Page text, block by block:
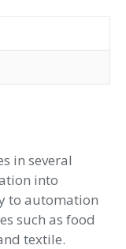
in several
into
to automation
such as food
textile.